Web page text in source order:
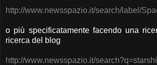
http://www.newsspazio.it/search/label/
o più specificatamente facendo una
ricerca del blog
http://www.newsspazio.it/